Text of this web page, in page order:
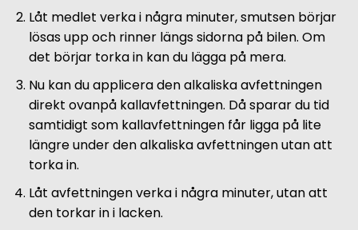
Låt medlet verka i några minuter, smutsen börjar
lösas upp och rinner längs sidorna på bilen. Om
det börjar torka in kan du lägga på mera.
Nu kan du applicera den alkaliska avfettningen
direkt ovanpå kallavfettningen. Då sparar du tid
samtidigt som kallavfettningen får ligga på lite
längre under den alkaliska avfettningen utan att
torka in.
Låt avfettningen verka i några minuter, utan att
den torkar in i lacken.